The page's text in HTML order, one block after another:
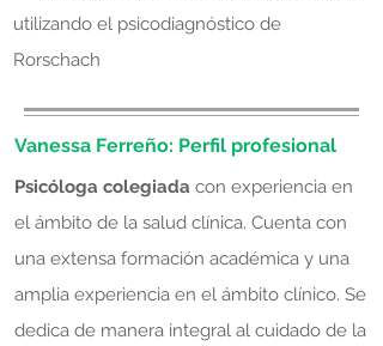
utilizando el psicodiagnóstico de
Rorschach
Vanessa Ferreño: Perfil profesional
Psicóloga colegiada con experiencia en
el ámbito de la salud clínica. Cuenta con
una extensa formación académica y una
amplia experiencia en el ámbito clínico. Se
dedica de manera integral al cuidado de la